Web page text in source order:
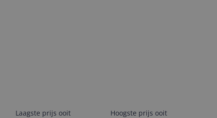
Laagste prijs ooit
Hoogste prijs ooit